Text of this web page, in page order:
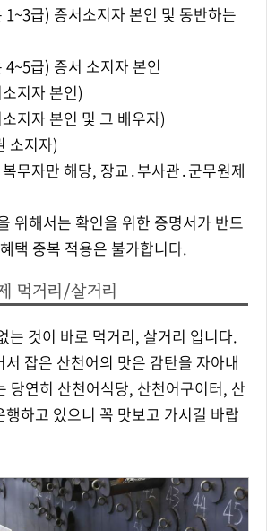
급) 증서소지자 본인 및 동반하는
급) 증서 소지자 본인
지자 본인)
지자 본인 및 그 배우자)
소지자)
무자만 해당, 장교․부사관․군무원제
위해서는 확인을 위한 증명서가 반드
택 중복 적용은 불가합니다.
먹거리/살거리
는 것이 바로 먹거리, 살거리 입니다.
잡은 산천어의 맛은 감탄을 자아내
당연히 산천어식당, 산천어구이터, 산
하고 있으니 꼭 맛보고 가시길 바랍